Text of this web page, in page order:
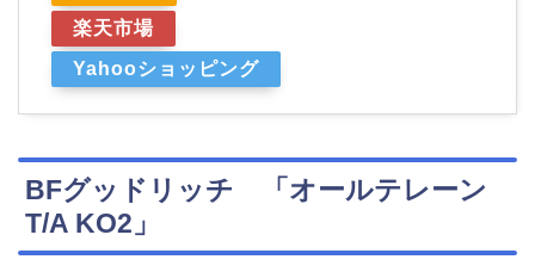
楽天市場
Yahooショッピング
BFグッドリッチ 「オールテレーン
T/A KO2」